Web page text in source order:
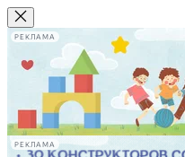
РЕКЛАМА
РЕКЛАМА